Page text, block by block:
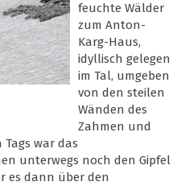
feuchte Wälder
zum Anton-
Karg-Haus,
idyllisch gelegen
im Tal, umgeben
von den steilen
Wänden des
Zahmen und
Tags war das
unterwegs noch den Gipfel
es dann über den